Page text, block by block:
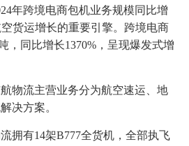
年跨境电商包机业务规模同比增
货运增长的重要引擎。跨境电商
，同比增长1370%，呈现爆发式增
物流主营业务分为航空速运、地
决方案。
拥有14架B777全货机，全部执飞